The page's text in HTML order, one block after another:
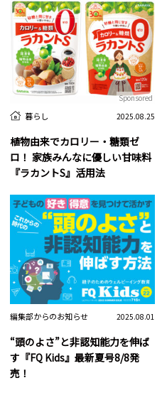
暮らし 2025.08.25
植物由来でカロリー・糖類ゼ
ロ！ 家族みんなに優しい甘味料
『ラカントS』活用法
Sponsored
編集部からのお知らせ 2025.08.01
“頭のよさ”と非認知能力を伸ば
す『FQ Kids』最新夏号8/8発
売！